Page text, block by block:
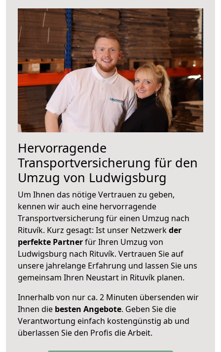
Hervorragende
Transportversicherung für den
Umzug von Ludwigsburg
Um Ihnen das nötige Vertrauen zu geben,
kennen wir auch eine hervorragende
Transportversicherung für einen Umzug nach
Rituvík. Kurz gesagt: Ist unser Netzwerkder
perfekte Partnerfür Ihren Umzug von
Ludwigsburg nach Rituvík. Vertrauen Sie auf
unsere jahrelange Erfahrung und lassen Sie uns
gemeinsam Ihren Neustart in Rituvík planen.
Innerhalb von nur ca. 2 Minuten übersenden wir
Ihnen die besten Angebote. Geben Sie die
Verantwortung einfach kostengünstig ab und
überlassen Sie den Profis die Arbeit.